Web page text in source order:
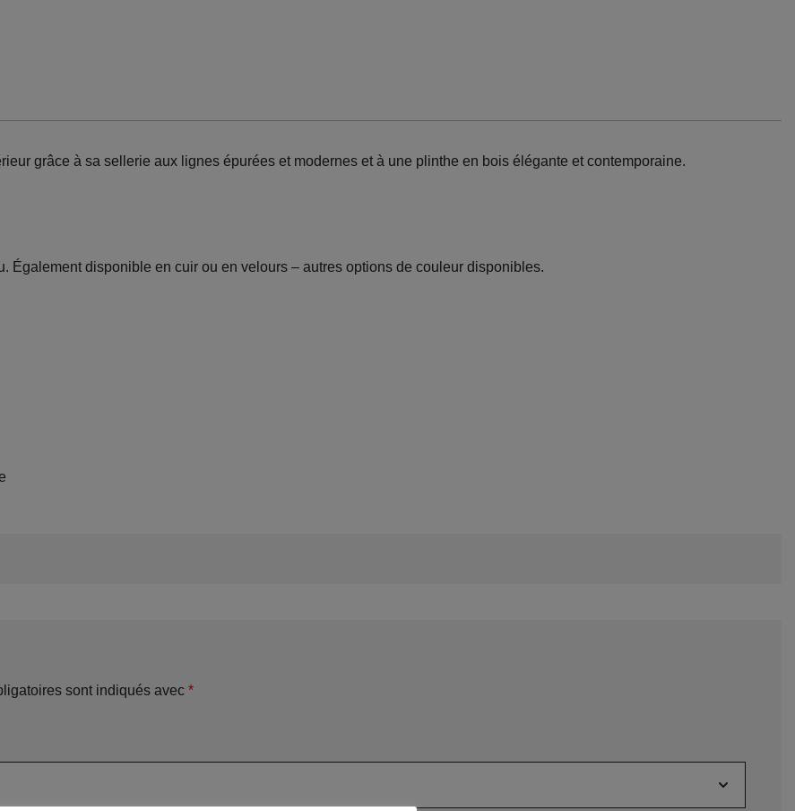
grâce à sa sellerie aux lignes épurées et modernes et à une plinthe en bois élégante et contemporaine.
Également disponible en cuir ou en velours – autres options de couleur disponibles.
sont indiqués avec *